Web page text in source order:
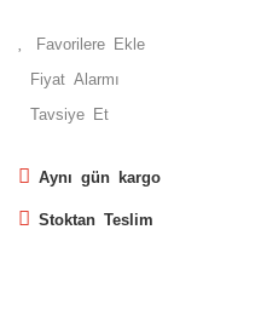
Fiyat Alarmı
Tavsiye Et
Aynı gün kargo
Stoktan Teslim